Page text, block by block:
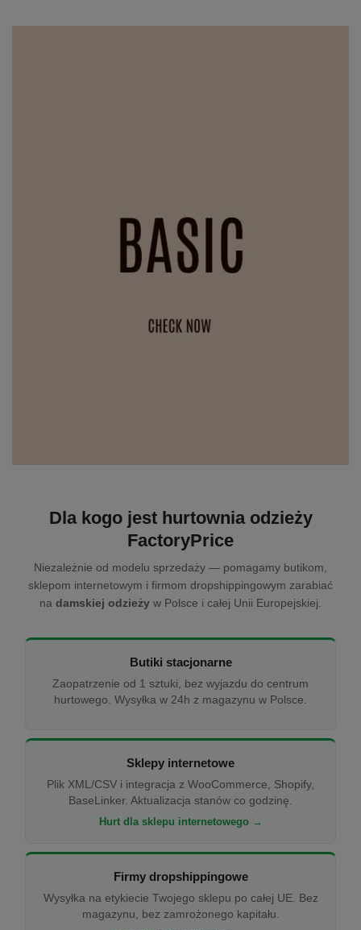
Dla kogo jest hurtownia odzieży
FactoryPrice
Niezależnie od modelu sprzedaży — pomagamy butikom,
sklepom internetowym i firmom dropshippingowym zarabiać
na damskiej odzieży w Polsce i całej Unii Europejskiej.
Butiki stacjonarne
Zaopatrzenie od 1 sztuki, bez wyjazdu do centrum
hurtowego. Wysyłka w 24h z magazynu w Polsce.
Sklepy internetowe
Plik XML/CSV i integracja z WooCommerce, Shopify,
BaseLinker. Aktualizacja stanów co godzinę.
Hurt dla sklepu internetowego →
Firmy dropshippingowe
Wysyłka na etykiecie Twojego sklepu po całej UE. Bez
magazynu, bez zamrożonego kapitału.